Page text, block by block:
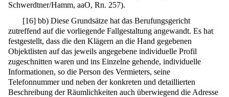
Schwerdtner/Hamm, aaO, Rn. 257).
[16] bb) Diese Grundsätze hat das Berufungsgericht
zutreffend auf die vorliegende Fallgestaltung angewandt. Es hat
festgestellt, dass die den Klägern an die Hand gegebenen
Objektlisten auf das jeweils angegebene individuelle Profil
zugeschnitten waren und ins Einzelne gehende, individuelle
Informationen, so die Person des Vermieters, seine
Telefonnummer und neben der konkreten und detaillierten
Beschreibung der Räumlichkeiten auch überwiegend die Adresse